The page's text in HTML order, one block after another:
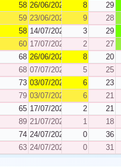
58 26/06/2020 8 29
59 23/06/2020 9 28
58 14/07/2020 3 29
60 17/07/2020 2 27
68 26/06/2020 8 20
68 07/07/2020 5 25
73 03/07/2020 6 23
79 03/07/2020 6 21
65 17/07/2020 2 21
89 21/07/2020 1 18
74 24/07/2020 0 36
63 24/07/2020 0 31